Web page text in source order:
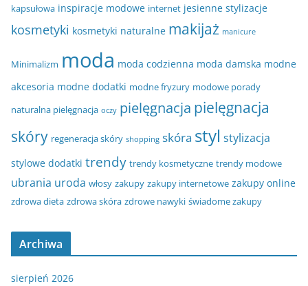
kapsułowa inspiracje modowe internet jesienne stylizacje
kosmetyki kosmetyki naturalne makijaż manicure
Minimalizm moda moda codzienna moda damska modne
akcesoria modne dodatki modne fryzury modowe porady
naturalna pielęgnacja oczy pielęgnacja pielęgnacja
skóry regeneracja skóry shopping skóra styl stylizacja
stylowe dodatki trendy trendy kosmetyczne trendy modowe
ubrania uroda włosy zakupy zakupy internetowe zakupy online
zdrowa dieta zdrowa skóra zdrowe nawyki świadome zakupy
Archiwa
sierpień 2026